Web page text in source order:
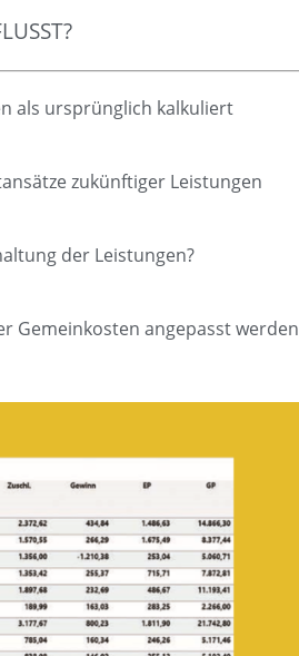
als ursprünglich kalkuliert
zukünftiger Leistungen
der Leistungen?
Gemeinkosten angepasst werden